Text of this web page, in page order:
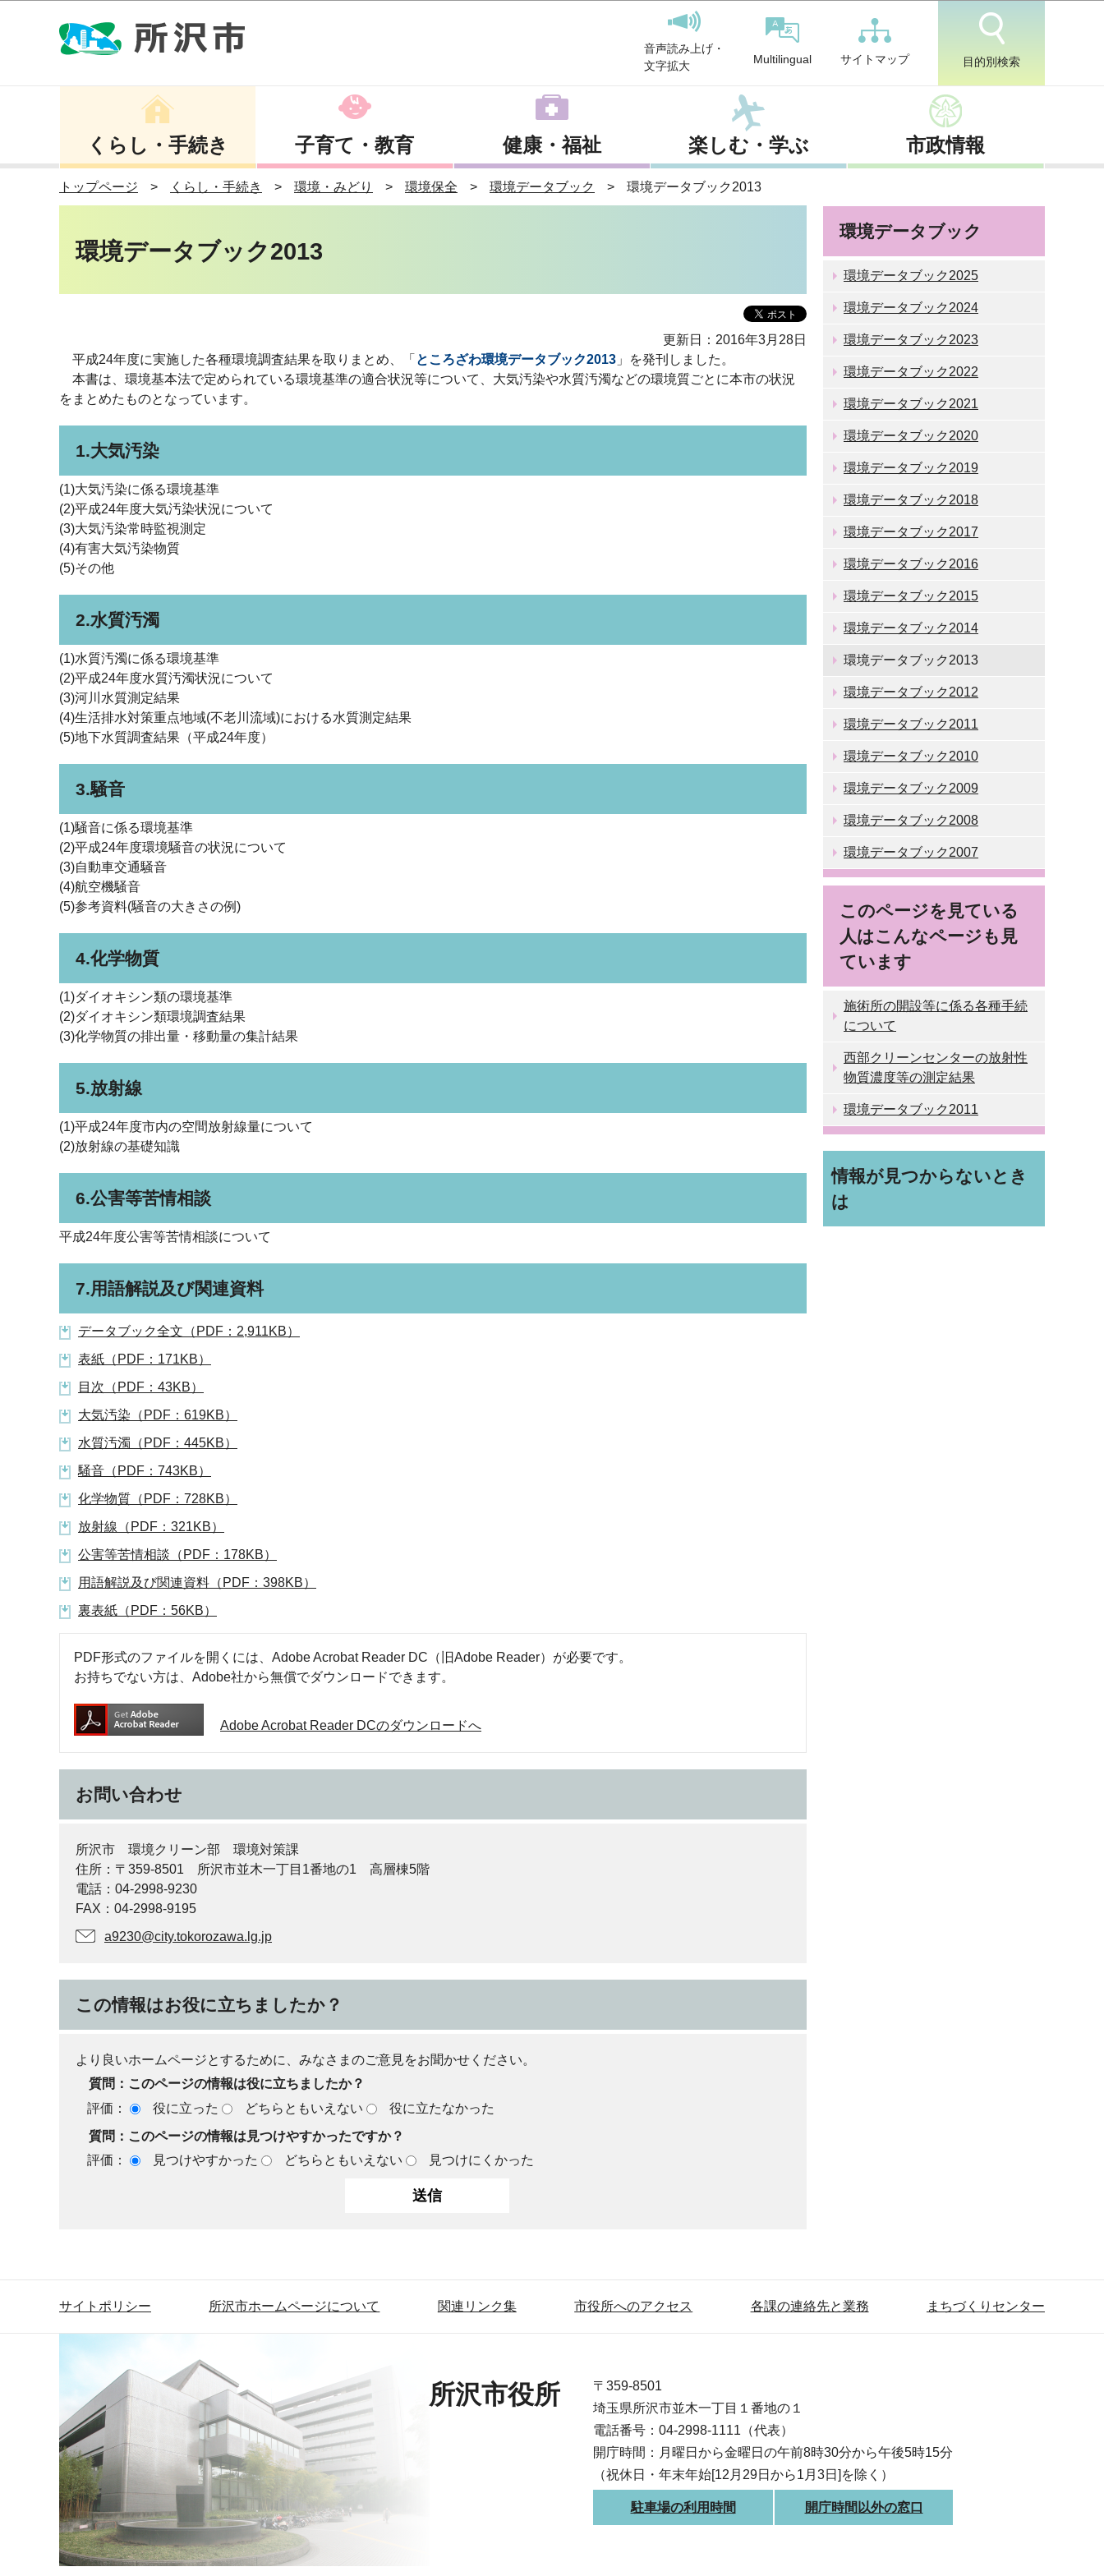
音声読み上げ・
文字拡大
Multilingual サイトマップ 目的別検索
くらし・手続き 子育て・教育 健康・福祉 楽しむ・学ぶ 市政情報
トップページ くらし・手続き 環境・みどり 環境保全 環境データブック 環境データブック2013
環境データブック2013
更新日：2016年3月28日
平成24年度に実施した各種環境調査結果を取りまとめ、「 ところざわ環境データブック2013 」を発刊しました。
本書は、環境基本法で定められている環境基準の適合状況等について、大気汚染や水質汚濁などの環境質ごとに本市の状況
をまとめたものとなっています。
1.大気汚染
(1)大気汚染に係る環境基準
(2)平成24年度大気汚染状況について
(3)大気汚染常時監視測定
(4)有害大気汚染物質
(5)その他
2.水質汚濁
(1)水質汚濁に係る環境基準
(2)平成24年度水質汚濁状況について
(3)河川水質測定結果
(4)生活排水対策重点地域(不老川流域)における水質測定結果
(5)地下水質調査結果（平成24年度）
3.騒音
(1)騒音に係る環境基準
(2)平成24年度環境騒音の状況について
(3)自動車交通騒音
(4)航空機騒音
(5)参考資料(騒音の大きさの例)
4.化学物質
(1)ダイオキシン類の環境基準
(2)ダイオキシン類環境調査結果
(3)化学物質の排出量・移動量の集計結果
5.放射線
(1)平成24年度市内の空間放射線量について
(2)放射線の基礎知識
6.公害等苦情相談
平成24年度公害等苦情相談について
7.用語解説及び関連資料
データブック全文（PDF：2,911KB）
表紙（PDF：171KB）
目次（PDF：43KB）
大気汚染（PDF：619KB）
水質汚濁（PDF：445KB）
騒音（PDF：743KB）
化学物質（PDF：728KB）
放射線（PDF：321KB）
公害等苦情相談（PDF：178KB）
用語解説及び関連資料（PDF：398KB）
裏表紙（PDF：56KB）
PDF形式のファイルを開くには、Adobe Acrobat Reader DC（旧Adobe Reader）が必要です。
お持ちでない方は、Adobe社から無償でダウンロードできます。
Adobe Acrobat Reader DCのダウンロードへ
お問い合わせ
所沢市 環境クリーン部 環境対策課
住所：〒359-8501 所沢市並木一丁目1番地の1 高層棟5階
電話：04-2998-9230
FAX：04-2998-9195
a9230@city.tokorozawa.lg.jp
この情報はお役に立ちましたか？
より良いホームページとするために、みなさまのご意見をお聞かせください。
質問：このページの情報は役に立ちましたか？
評価：
役に立った どちらともいえない
役に立たなかった
質問：このページの情報は見つけやすかったですか？
評価：
見つけやすかった どちらともいえない 見つけにくかった
環境データブック
環境データブック2025
環境データブック2024
環境データブック2023
環境データブック2022
環境データブック2021
環境データブック2020
環境データブック2019
環境データブック2018
環境データブック2017
環境データブック2016
環境データブック2015
環境データブック2014
環境データブック2013
環境データブック2012
環境データブック2011
環境データブック2010
環境データブック2009
環境データブック2008
環境データブック2007
このページを見ている
人はこんなページも見
ています
施術所の開設等に係る各種手続
について
西部クリーンセンターの放射性
物質濃度等の測定結果
環境データブック2011
情報が見つからないとき
は
サイトポリシー 所沢市ホームページについて 関連リンク集 市役所へのアクセス 各課の連絡先と業務 まちづくりセンター
所沢市役所
〒359-8501
埼玉県所沢市並木一丁目１番地の１
電話番号：04-2998-1111（代表）
開庁時間：月曜日から金曜日の午前8時30分から午後5時15分
（祝休日・年末年始[12月29日から1月3日]を除く）
駐車場の利用時間 開庁時間以外の窓口